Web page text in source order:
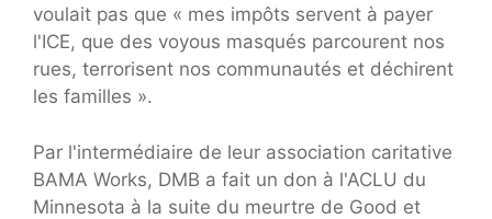
voulait pas que « mes impôts servent à payer
l'ICE, que des voyous masqués parcourent nos
rues, terrorisent nos communautés et déchirent
les familles ».
Par l'intermédiaire de leur association caritative
BAMA Works, DMB a fait un don à l'ACLU du
Minnesota à la suite du meurtre de Good et